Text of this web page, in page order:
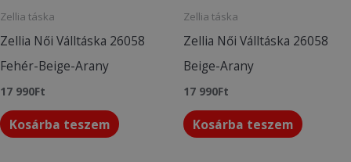
Zellia táska
Zellia Női Válltáska 26058
Fehér-Beige-Arany
17 990Ft
Kosárba teszem
Zellia táska
Zellia Női Válltáska 26058
Beige-Arany
17 990Ft
Kosárba teszem